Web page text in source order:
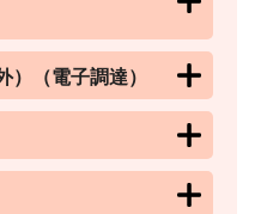
）（電子調達）